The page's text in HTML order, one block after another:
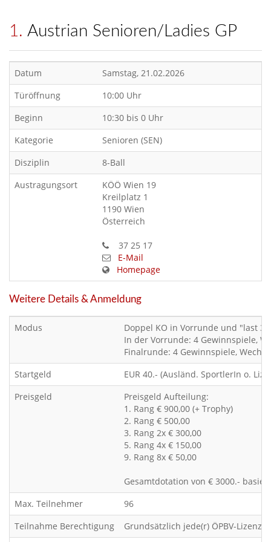
1. Austrian Senioren/Ladies GP
Datum
Samstag, 21.02.2026
Türöffnung
10:00 Uhr
Beginn
10:30 bis 0 Uhr
Kategorie
Senioren (SEN)
Disziplin
8-Ball
Austragungsort
KÖÖ Wien 19
Kreilplatz 1
1190 Wien
Österreich
37 25 17
E-Mail
Homepage
Weitere Details & Anmeldung
Modus
Doppel KO in Vorrunde und "last
In der Vorrunde: 4 Gewinnspiele,
Finalrunde: 4 Gewinnspiele,
Startgeld
EUR 40.- (Ausländ. SportlerIn o.
Preisgeld
Preisgeld Aufteilung:
1. Rang € 900,00 (+ Trophy)
2. Rang € 500,00
3. Rang 2x € 300,00
5. Rang 4x € 150,00
9. Rang 8x € 50,00
Gesamtdotation von € 3000.-
Max. Teilnehmer
96
Teilnahme Berechtigung
Grundsätzlich jede(r) ÖPBV-